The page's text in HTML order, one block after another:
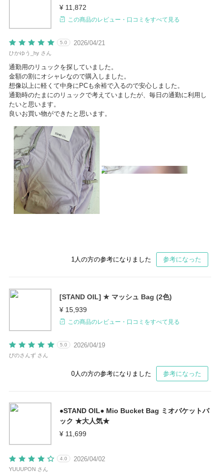
¥ 11,872
この商品のレビュー・口コミをすべて見る
2026/04/21
5.0
ひかゆう_hy さん
通勤用のリュックを探していました。
金額の割にオシャレなので購入しました。
想像以上に軽くて中身にPCも余裕で入るので安心しました。
通勤時のたまにのリュックで考えていましたが、毎日の通勤に利用し
たいと思います。
良いお買い物ができたと思います。
1 人の方の参考になりました 参考になった
[STAND OIL] ★ マッシュ Bag (2色)
¥ 15,939
この商品のレビュー・口コミをすべて見る
2026/04/19
5.0
ぴのさんず さん
0 人の方の参考になりました 参考になった
●STAND OIL● Mio Bucket Bag ミオバケットバ
ック ★大人気★
¥ 11,699
2026/04/02
4.0
YUUUPON さん